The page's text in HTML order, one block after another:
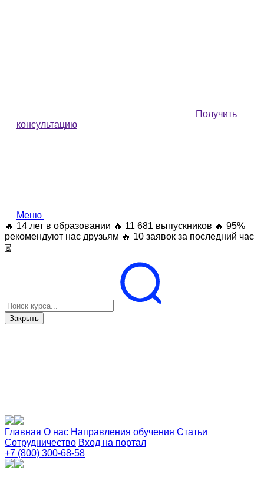
Получить
консультацию
Меню
🔥 14 лет в образовании 🔥 11 681 выпускников 🔥 95%
рекомендуют нас друзьям 🔥 10 заявок за последний час
⏳
Закрыть
Главная О нас Направления обучения Статьи
Сотрудничество Вход на портал
+7 (800) 300-68-58